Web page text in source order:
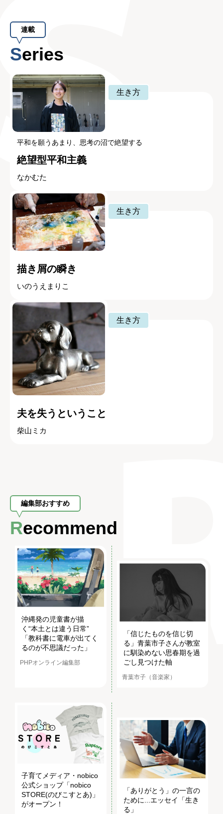
連載
Series
生き方
平和を願うあまり、思考の沼で絶望する
絶望型平和主義
なかむた
生き方
描き屑の瞬き
いのうえまりこ
生き方
夫を失うということ
柴山ミカ
編集部おすすめ
Recommend
沖縄発の児童書が描
く“本土とは違う日常”
「教科書に電車が出てく
るのが不思議だった」
PHPオンライン編集部
「信じたものを信じ切
る」青葉市子さんが教室
に馴染めない思春期を過
ごし見つけた軸
青葉市子（音楽家）
子育てメディア・nobico
公式ショップ「nobico
STORE(のびこすとあ)」
がオープン！
「ありがとう」の一言の
ために...エッセイ「生き
る」